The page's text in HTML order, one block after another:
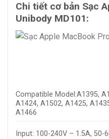
Chi tiết cơ bản Sạc
Unibody MD101:
Compatible Model:A1395,
A1424, A1502, A1425,
A1466
Input: 100-240V – 1.5A, 50-